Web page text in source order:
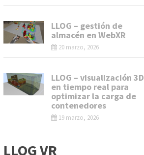
LLOG – gestión de
almacén en WebXR
20 marzo, 2026
LLOG – visualización 3D
en tiempo real para
optimizar la carga de
contenedores
19 marzo, 2026
LLOG VR